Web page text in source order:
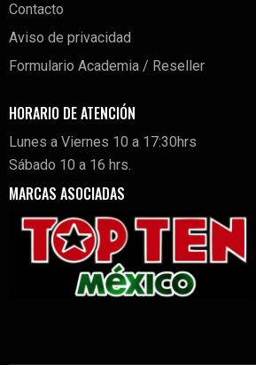
Contacto
Aviso de privacidad
Formulario Academia / Reseller
HORARIO DE ATENCIÓN
Lunes a Viernes 10 a 17:30hrs
Sábado 10 a 16 hrs.
MARCAS ASOCIADAS